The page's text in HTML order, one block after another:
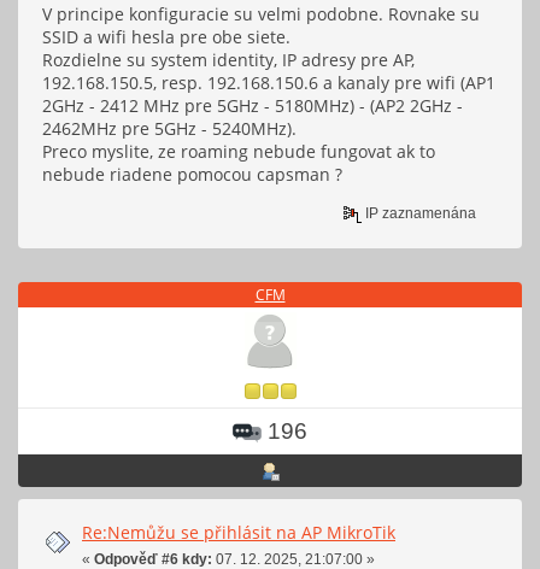
add bridge=bridge-LAN interface=wlan1
add bridge=bridge-LAN interface=wlan2
add bridge=bridge-LAN interface=vlan20 pvid=20
add bridge=bridge-LAN interface=wlan1-guest pvid=20
add bridge=bridge-LAN interface=wlan2-guest pvid=20
/interface bridge vlan
add bridge=bridge-LAN tagged=ether1 untagged=wlan1,wlan2 vlan-
add bridge=bridge-LAN tagged=ether1 untagged=wlan1-guest,wlan2-
/ip address
add address=192.168.150.6/24 interface=bridge-LAN
V principe konfiguracie su velmi podobne. Rovnake su
SSID a wifi hesla pre obe siete.
Rozdielne su system identity, IP adresy pre AP,
192.168.150.5, resp. 192.168.150.6 a kanaly pre wifi (AP1
2GHz - 2412 MHz pre 5GHz - 5180MHz) - (AP2 2GHz -
2462MHz pre 5GHz - 5240MHz).
Preco myslite, ze roaming nebude fungovat ak to
nebude riadene pomocou capsman ?
IP zaznamenána
CFM
196
Re:Nemůžu se přihlásit na AP MikroTik
« Odpověď #6 kdy: 07. 12. 2025, 21:07:00 »